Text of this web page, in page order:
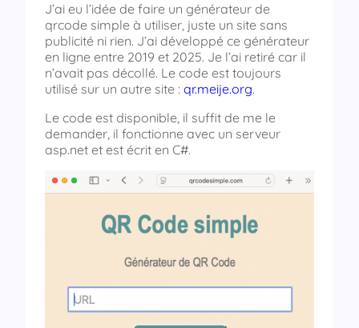
J’ai eu l’idée de faire un générateur de
qrcode simple à utiliser, juste un site sans
publicité ni rien. J’ai développé ce générateur
en ligne entre 2019 et 2025. Je l’ai retiré car il
n’avait pas décollé. Le code est toujours
utilisé sur un autre site : qr.meije.org.
Le code est disponible, il suffit de me le
demander, il fonctionne avec un serveur
asp.net et est écrit en C#.